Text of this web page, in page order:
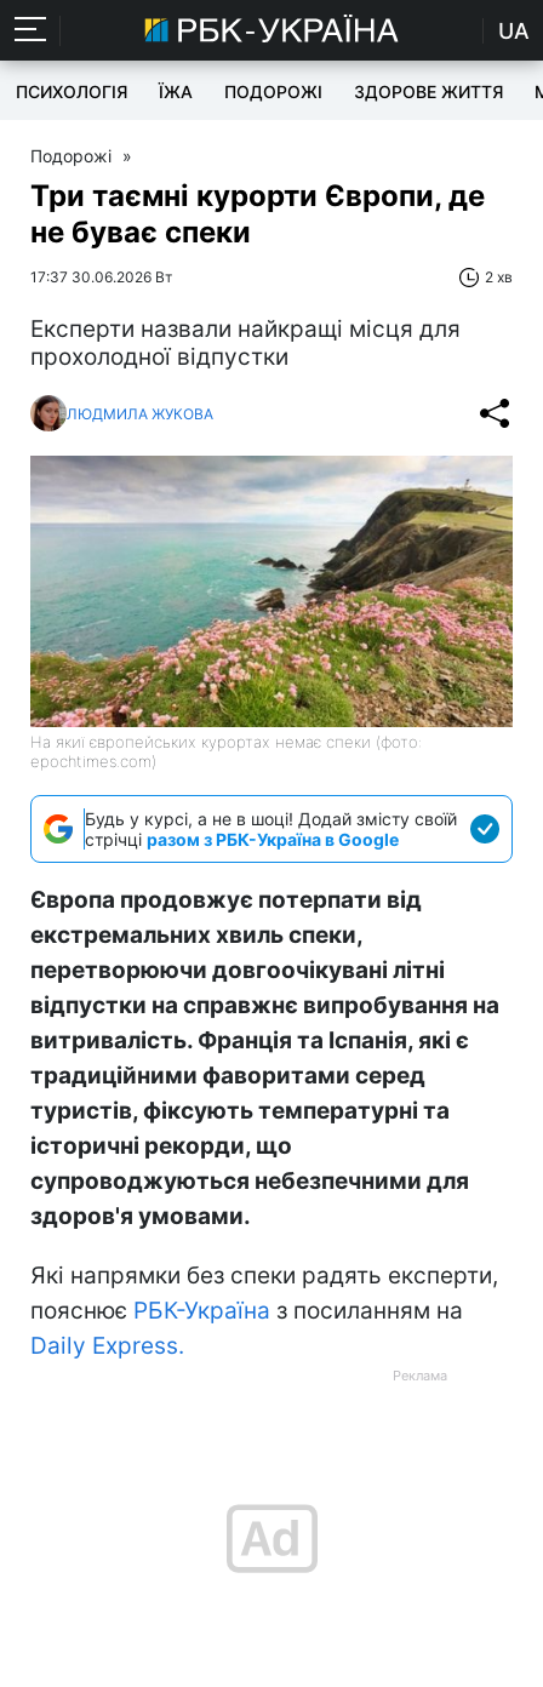
UA
ПСИХОЛОГІЯ ЇЖА ПОДОРОЖІ ЗДОРОВЕ ЖИТТЯ
Подорожі »
Три таємні курорти Європи, де
не буває спеки
17:37 30.06.2026 Вт 2 хв
Експерти назвали найкращі місця для
прохолодної відпустки
ЛЮДМИЛА ЖУКОВА
На якиї європейських курортах немає спеки (фото:
epochtimes.com)
Будь у курсі, а не в шоці! Додай змісту своїй
стрічці разом з РБК-Україна в Google
Європа продовжує потерпати від
екстремальних хвиль спеки,
перетворюючи довгоочікувані літні
відпустки на справжнє випробування на
витривалість. Франція та Іспанія, які є
традиційними фаворитами серед
туристів, фіксують температурні та
історичні рекорди, що
супроводжуються небезпечними для
здоров'я умовами.
Які напрямки без спеки радять експерти,
пояснює РБК-Україна з посиланням на
Daily Express.